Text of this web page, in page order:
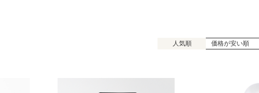
人気順 価格が安い順